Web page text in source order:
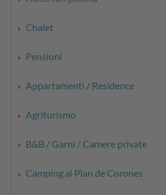
Chalet
Pensioni
Appartamenti / Residence
Agriturismo
B&B / Garni / Camere private
Camping al Plan de Corones